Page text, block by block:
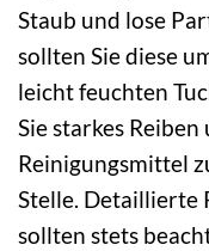
Staub und lose
sollten Sie diese
leicht feuchten
Sie starkes Reiben
Reinigungsmittel
Stelle. Detaillierte
sollten stets